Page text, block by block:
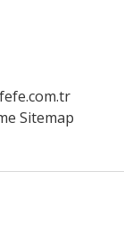
Sitemap